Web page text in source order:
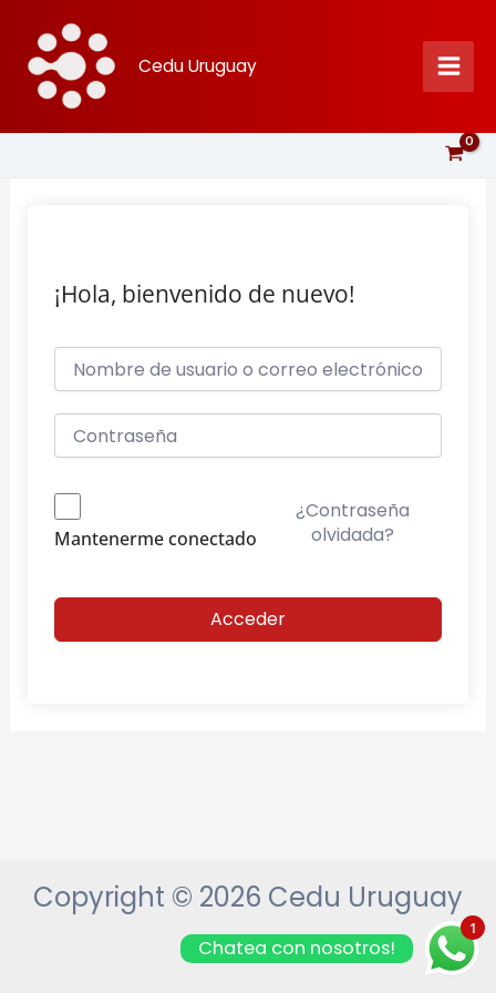
contenido
Cedu Uruguay
¡Hola, bienvenido de nuevo!
Mantenerme conectado
¿Contraseña
olvidada?
Acceder
Copyright © 2026 Cedu Uruguay
1
Chatea con nosotros!